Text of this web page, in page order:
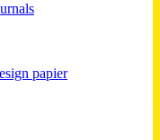
papier